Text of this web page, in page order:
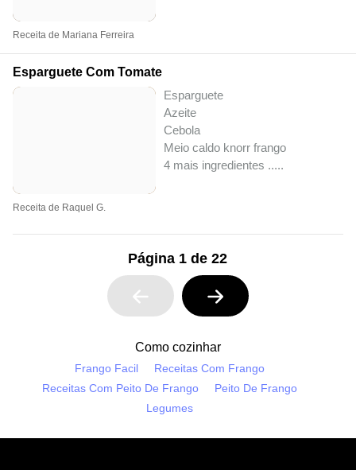
Receita de Mariana Ferreira
Esparguete Com Tomate
Esparguete
Azeite
Cebola
Meio caldo knorr frango
4 mais ingredientes .....
Receita de Raquel G.
Página 1 de 22
Como cozinhar
Frango Facil
Receitas Com Frango
Receitas Com Peito De Frango
Peito De Frango
Legumes